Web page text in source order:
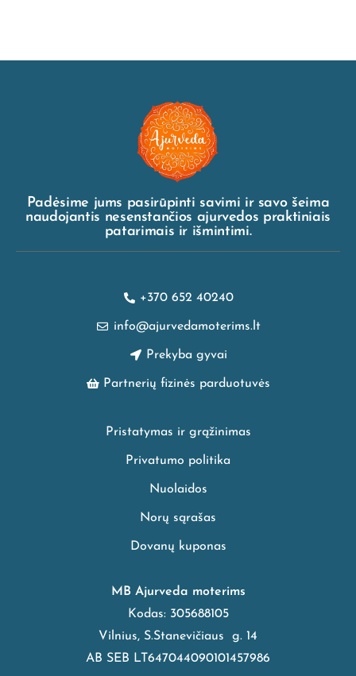
Padėsime jums pasirūpinti savimi ir savo šeima
naudojantis nesenstančios ajurvedos praktiniais
patarimais ir išmintimi.
+370 652 40240
info@ajurvedamoterims.lt
Prekyba gyvai
Partnerių fizinės parduotuvės
Pristatymas ir grąžinimas
Privatumo politika
Nuolaidos
Norų sąrašas
Dovanų kuponas
MB Ajurveda moterims
Kodas: 305688105
Vilnius, S.Stanevičiaus g. 14
AB SEB LT647044090101457986